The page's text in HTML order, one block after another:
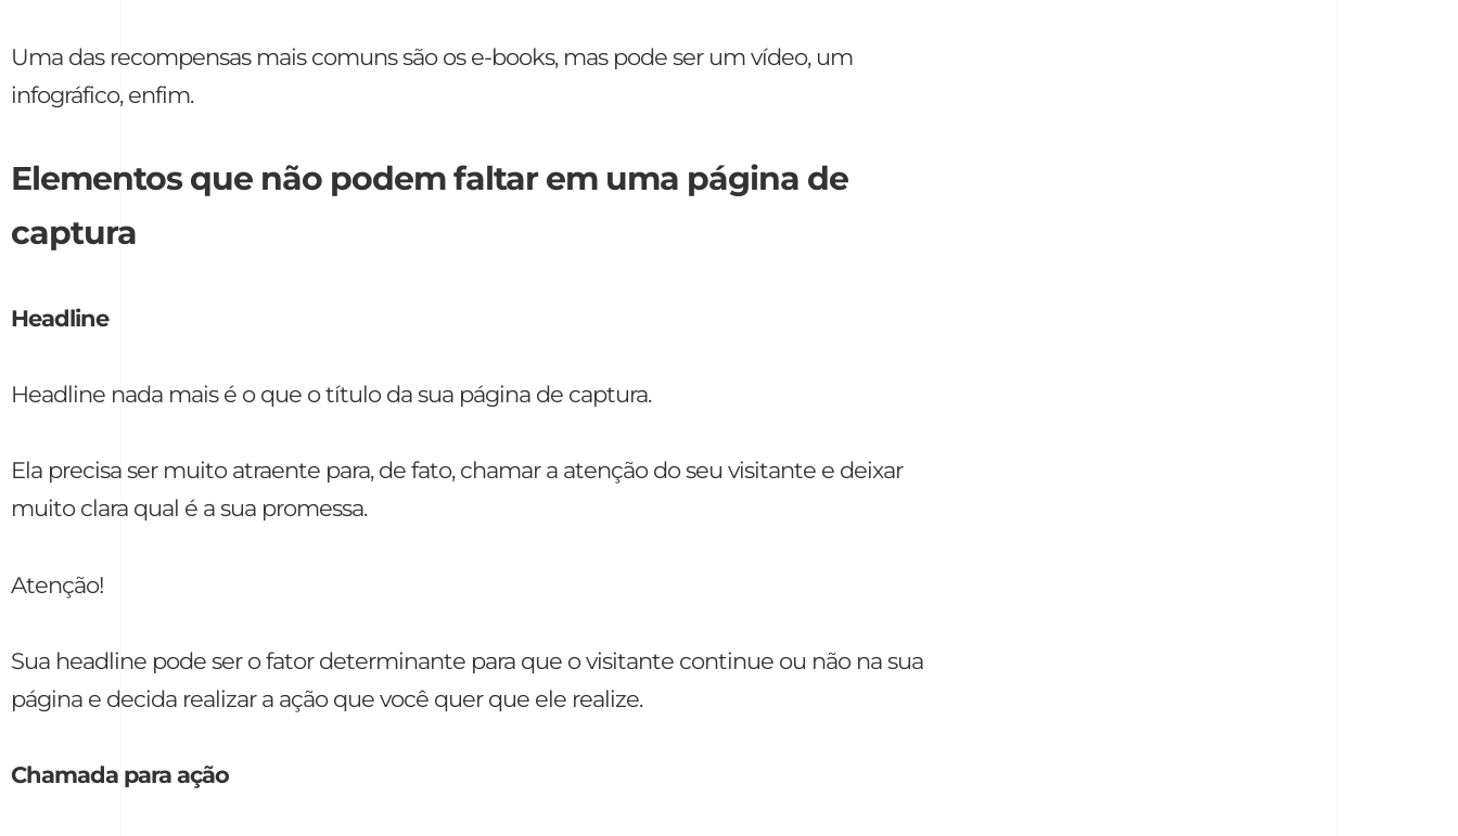
Uma das recompensas mais comuns são os e-books, mas pode ser um vídeo, um
infográfico, enfim.
Elementos que não podem faltar em uma página de
captura
Headline
Headline nada mais é o que o título da sua página de captura.
Ela precisa ser muito atraente para, de fato, chamar a atenção do seu visitante e deixar
muito clara qual é a sua promessa.
Atenção!
Sua headline pode ser o fator determinante para que o visitante continue ou não na sua
página e decida realizar a ação que você quer que ele realize.
Chamada para ação